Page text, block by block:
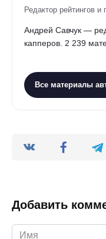
Редактор рейтингов и
Андрей Савчук —
капперов. 2 239
Все материалы
Добавить
Имя